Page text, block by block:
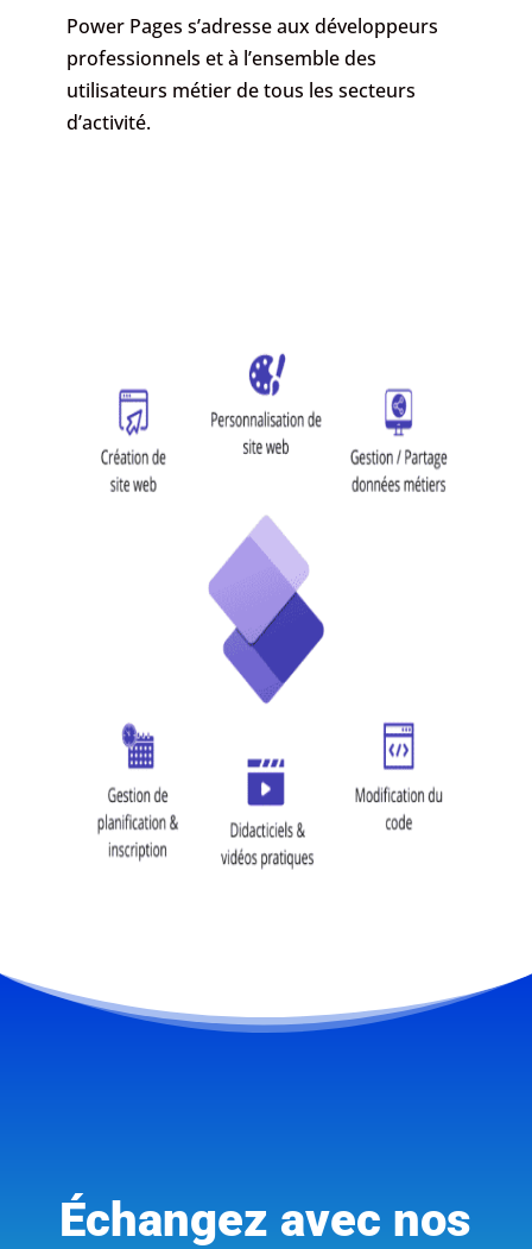
Power Pages s’adresse aux développeurs
professionnels et à l’ensemble des
utilisateurs métier de tous les secteurs
d’activité.
Échangez avec nos